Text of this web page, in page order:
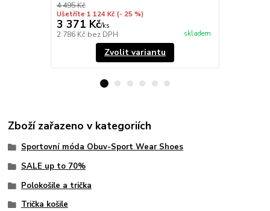
4 495 Kč
Ušetříte 1 124 Kč (- 25 %)
3 371 Kč/ks
2 786 Kč bez DPH skladem
Zvolit variantu
Zboží zařazeno v kategoriích
Sportovní móda Obuv-Sport Wear Shoes
SALE up to 70%
Polokošile a trička
Trička košile